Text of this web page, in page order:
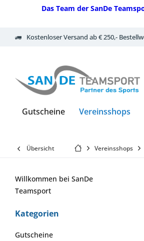
Das Team der SanDe
Kostenloser Versand ab € 250,-
Gutscheine Vereinsshops
Übersicht Vereinsshops
Willkommen bei SanDe
Teamsport
Kategorien
Gutscheine